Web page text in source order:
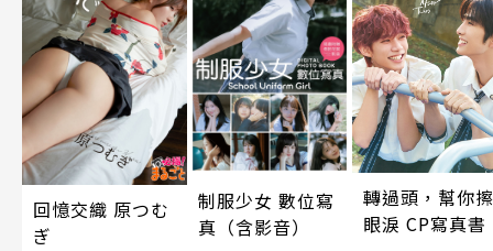
回憶交織 原つむ
ぎ
制服少女 數位寫
真（含影音）
轉過頭，幫你擦
眼淚 CP寫真書